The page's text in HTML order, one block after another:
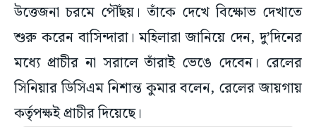
উত্তেজনা চরমে পৌঁছয়। তাঁকে দেখে বিক্ষোভ দেখাতে
শুরু করেন বাসিন্দারা। মহিলারা জানিয়ে দেন, দু’দিনের
মধ্যে প্রাচীর না সরালে তাঁরাই ভেঙে দেবেন। রেলের
সিনিয়ার ডিসিএম নিশান্ত কুমার বলেন, রেলের জায়গায়
কর্তৃপক্ষই প্রাচীর দিয়েছে।